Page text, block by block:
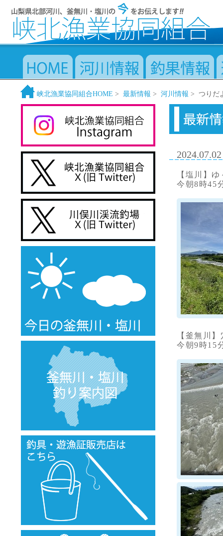
峡北漁業協同組合HOME > 最新情報 > 河川情報 > つりだ
2024.07.02
【塩川】
今朝8時45
【釜無川
今朝9時15